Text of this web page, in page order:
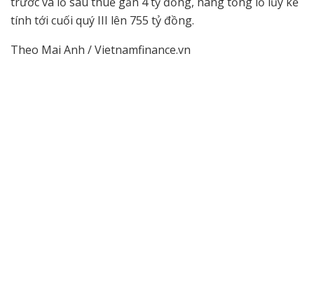
tính tới cuối quý III lên 755 tỷ đồng.
Theo Mai Anh / Vietnamfinance.vn